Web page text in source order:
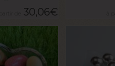
30,06€